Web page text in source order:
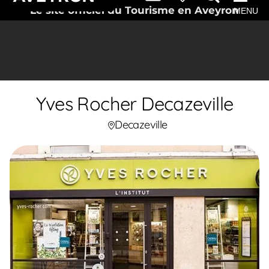
Le site officiel du Tourisme en AveyronMENU
Yves Rocher Decazeville
Decazeville